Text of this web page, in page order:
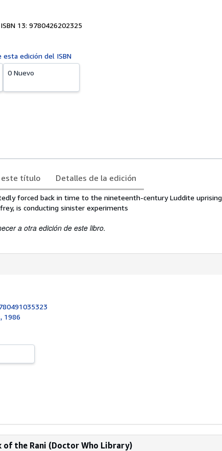
13: 9780426202325
esta edición del ISBN
0 Nuevo
este título Detalles de la edición
forced back in time to the nineteenth-century Luddite
is conducting sinister experiments
a otra edición de este libro.
1986
of the Rani (Doctor Who Library)